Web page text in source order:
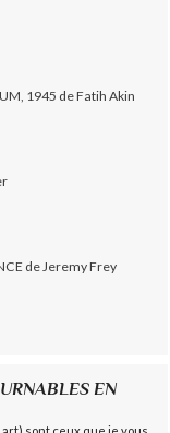
1945 de Fatih Akin
de Jeremy Frey
EN